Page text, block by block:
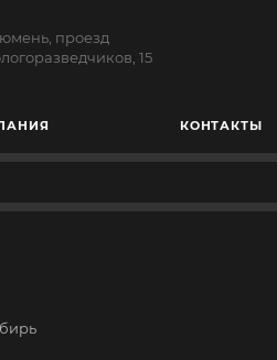
проезд
15
КОНТАКТЫ